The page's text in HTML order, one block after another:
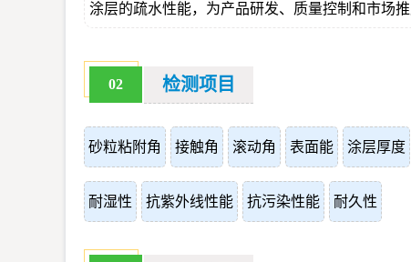
涂层的疏水性能，为产品研发、质量控制和市场推
02 检测项目
砂粒粘附角 接触角 滚动角 表面能 涂层厚度
耐湿性 抗紫外线性能 抗污染性能 耐久性